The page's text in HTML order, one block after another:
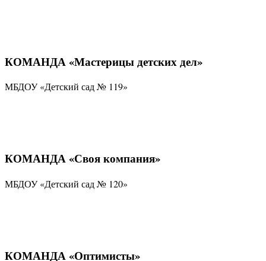
КОМАНДА «Мастерицы детских дел»
МБДОУ «Детский сад № 119»
КОМАНДА «Своя компания»
МБДОУ «Детский сад № 120»
КОМАНДА «Оптимисты»